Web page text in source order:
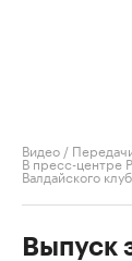
Видео /
В пресс-центре
Валдайского
Выпуск